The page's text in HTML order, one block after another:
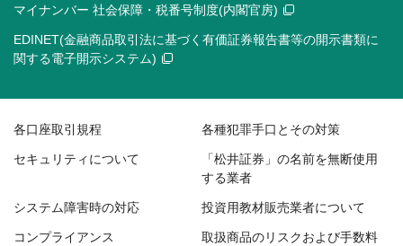
マイナンバー 社会保障・税番号制度(内閣官房)
EDINET(金融商品取引法に基づく有価証券報告書等の開示書類に
関する電子開示システム)
各口座取引規程 各種犯罪手口とその対策
セキュリティについて
「松井証券」の名前を無断使用
する業者
システム障害時の対応 投資用教材販売業者について
コンプライアンス
取扱商品のリスクおよび手数料